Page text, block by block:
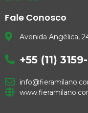
Fale Conosco
Avenida Angélica,
+55 (11)